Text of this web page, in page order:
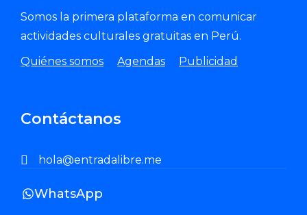
Somos la primera plataforma en comunicar
actividades culturales gratuitas en Perú.
Quiénes somos
Agendas Publicidad
Contáctanos
hola@entradalibre.me
WhatsApp